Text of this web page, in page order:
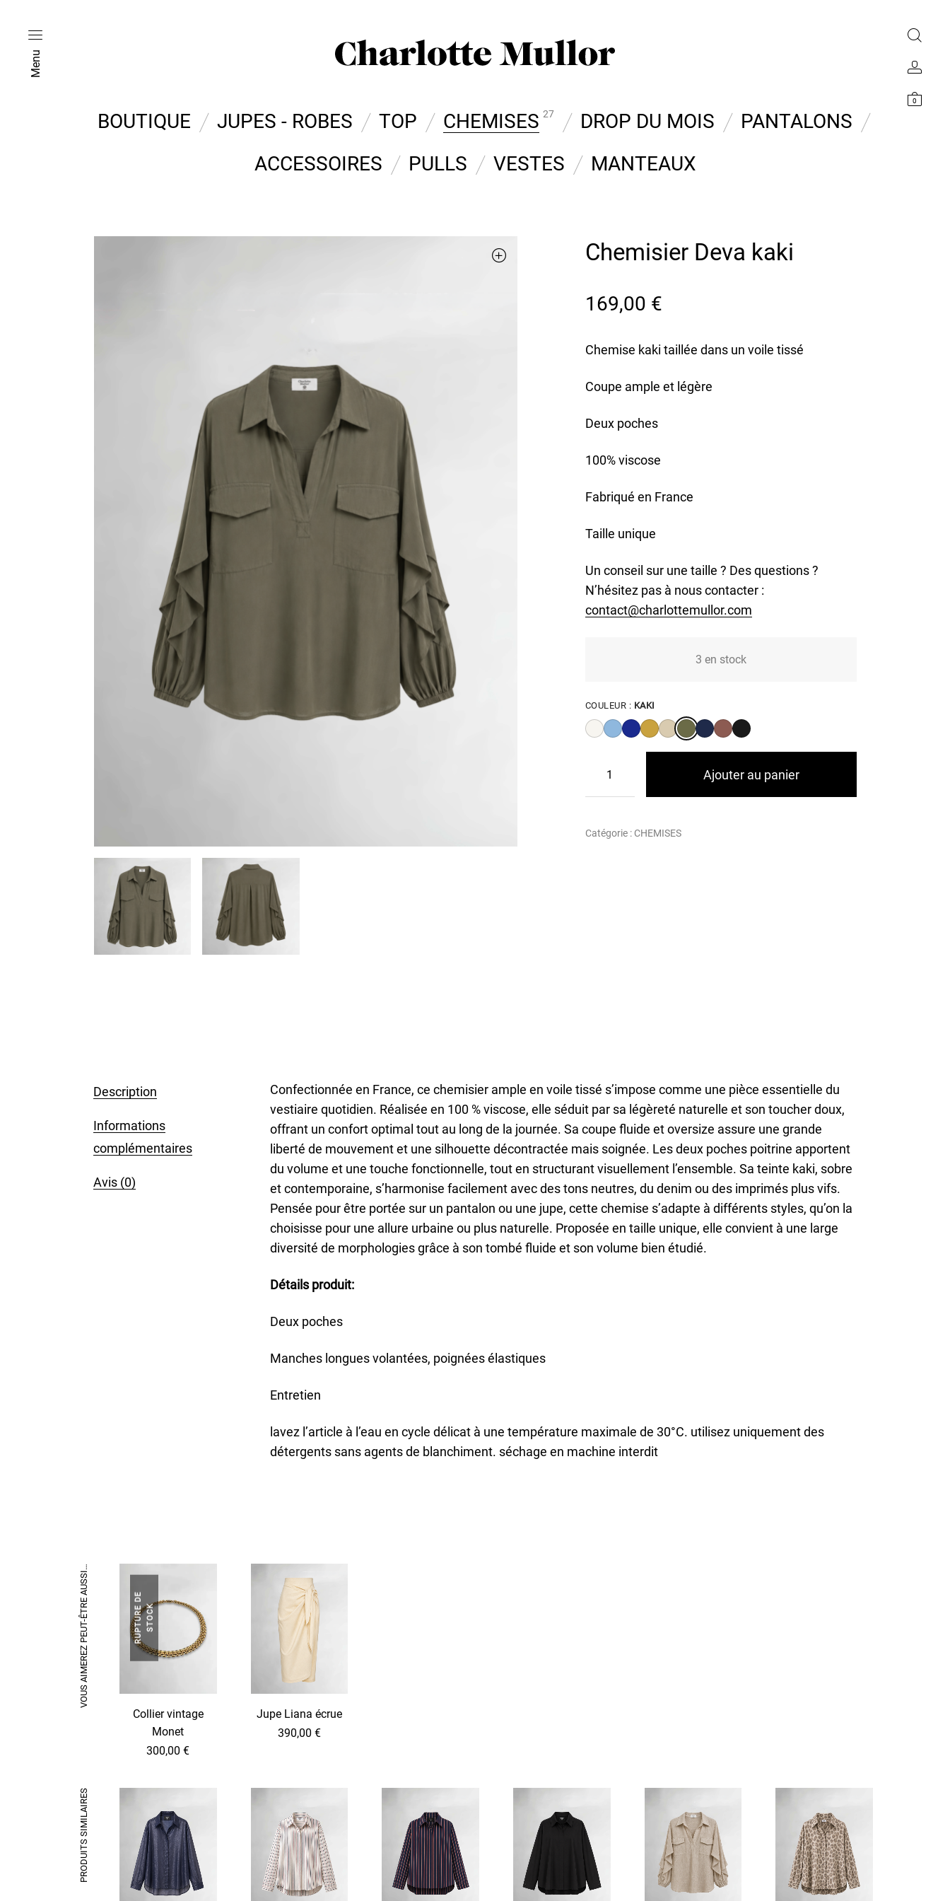
Menu
0
BOUTIQUE JUPES - ROBES TOP CHEMISES 27 DROP DU MOIS
PANTALONS
ACCESSOIRES
PULLS VESTES MANTEAUX
Chemisier Deva kaki
169,00 €
Chemise kaki taillée dans un voile tissé
Coupe ample et légère
Deux poches
100% viscose
Fabriqué en France
Taille unique
Un conseil sur une taille ? Des questions ?
N’hésitez pas à nous contacter :
contact@charlottemullor.com
3 en stock
COULEUR : KAKI
Ajouter au panier
Catégorie : CHEMISES
Description
Informations
complémentaires
Avis (0)
Confectionnée en France, ce chemisier ample en voile tissé s’impose comme une pièce essentielle du
vestiaire quotidien. Réalisée en 100 % viscose, elle séduit par sa légèreté naturelle et son toucher doux,
offrant un confort optimal tout au long de la journée. Sa coupe fluide et oversize assure une grande
liberté de mouvement et une silhouette décontractée mais soignée. Les deux poches poitrine apportent
du volume et une touche fonctionnelle, tout en structurant visuellement l’ensemble. Sa teinte kaki, sobre
et contemporaine, s’harmonise facilement avec des tons neutres, du denim ou des imprimés plus vifs.
Pensée pour être portée sur un pantalon ou une jupe, cette chemise s’adapte à différents styles, qu’on la
choisisse pour une allure urbaine ou plus naturelle. Proposée en taille unique, elle convient à une large
diversité de morphologies grâce à son tombé fluide et son volume bien étudié.
Détails produit:
Deux poches
Manches longues volantées, poignées élastiques
Entretien
lavez l’article à l’eau en cycle délicat à une température maximale de 30°C. utilisez uniquement des
détergents sans agents de blanchiment. séchage en machine interdit
VOUS AIMEREZ PEUT-ÊTRE AUSSI… R
U
P
T
U
R
E
D
E
S
T
O
CK
Collier vintage
Monet
300,00€
Jupe Liana écrue
390,00 €
PRODUITS SIMILAIRES